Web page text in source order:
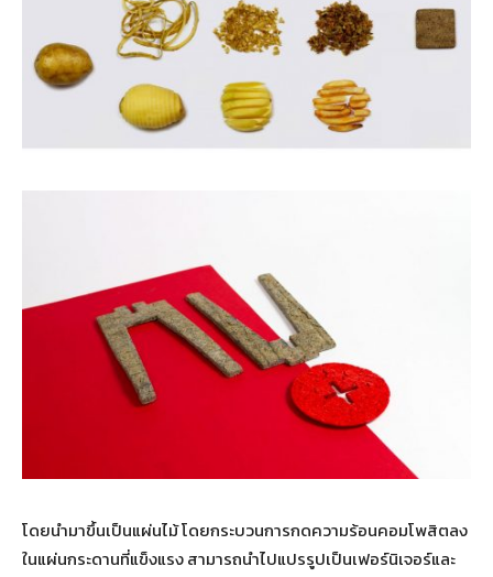
โดยนำมาขึ้นเป็นแผ่นไม้ โดยกระบวนการกดความร้อนคอมโพสิตลง
ในแผ่นกระดานที่แข็งแรง สามารถนำไปแปรรูปเป็นเฟอร์นิเจอร์และ